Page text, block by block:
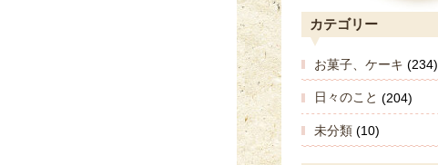
カテゴリー
お菓子、ケーキ (234)
日々のこと (204)
未分類 (10)